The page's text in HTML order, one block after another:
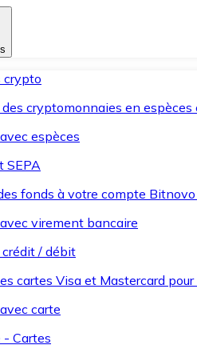
crypto
cryptomonnaies en
espèces
SEPA
fonds à votre compte
virement bancaire
crédit / débit
cartes Visa et Mastercard
carte
- Cartes